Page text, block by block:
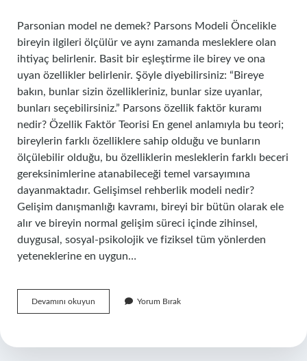
Parsonian model ne demek? Parsons Modeli Öncelikle
bireyin ilgileri ölçülür ve aynı zamanda mesleklere olan
ihtiyaç belirlenir. Basit bir eşleştirme ile birey ve ona
uyan özellikler belirlenir. Şöyle diyebilirsiniz: “Bireye
bakın, bunlar sizin özellikleriniz, bunlar size uyanlar,
bunları seçebilirsiniz.” Parsons özellik faktör kuramı
nedir? Özellik Faktör Teorisi En genel anlamıyla bu teori;
bireylerin farklı özelliklere sahip olduğu ve bunların
ölçülebilir olduğu, bu özelliklerin mesleklerin farklı beceri
gereksinimlerine atanabileceği temel varsayımına
dayanmaktadır. Gelişimsel rehberlik modeli nedir?
Gelişim danışmanlığı kavramı, bireyi bir bütün olarak ele
alır ve bireyin normal gelişim süreci içinde zihinsel,
duygusal, sosyal-psikolojik ve fiziksel tüm yönlerden
yeteneklerine en uygun…
Devamını okuyun Psikolojide
Parsons
Yorum Bırak